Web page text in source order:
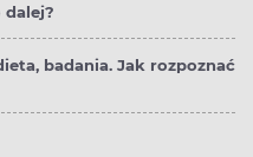
dalej?
badania. Jak rozpoznać